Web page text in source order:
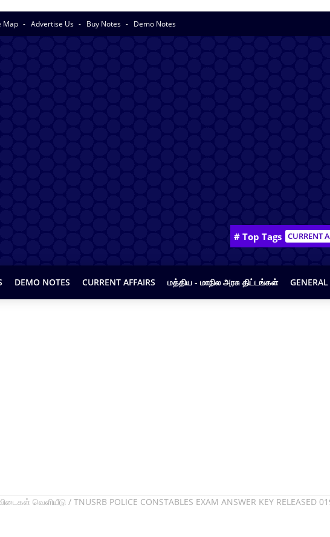
Map Advertise Us Buy Notes Demo Notes
# Top Tags CURRENT
DEMO NOTES CURRENT AFFAIRS மத்திய - மாநில அரசு திட்டங்கள்
வெளியீடு / TNUSRB POLICE CONSTABLES EXAM ANSWER KEY RELEASED